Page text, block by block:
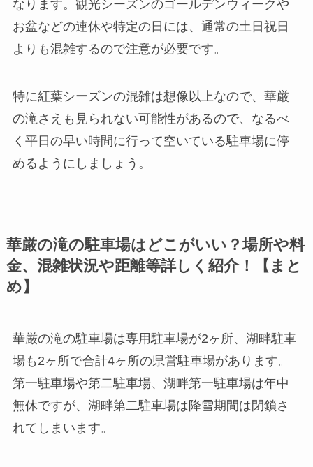
なります。観光シーズンのゴールデンウィークや
お盆などの連休や特定の日には、通常の土日祝日
よりも混雑するので注意が必要です。
特に紅葉シーズンの混雑は想像以上なので、華厳
の滝さえも見られない可能性があるので、なるべ
く平日の早い時間に行って空いている駐車場に停
めるようにしましょう。
華厳の滝の駐車場はどこがいい？場所や料
金、混雑状況や距離等詳しく紹介！【まと
め】
華厳の滝の駐車場は専用駐車場が2ヶ所、湖畔駐車
場も2ヶ所で合計4ヶ所の県営駐車場があります。
第一駐車場や第二駐車場、湖畔第一駐車場は年中
無休ですが、湖畔第二駐車場は降雪期間は閉鎖さ
れてしまいます。